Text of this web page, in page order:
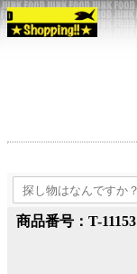
商品番号：T-11153